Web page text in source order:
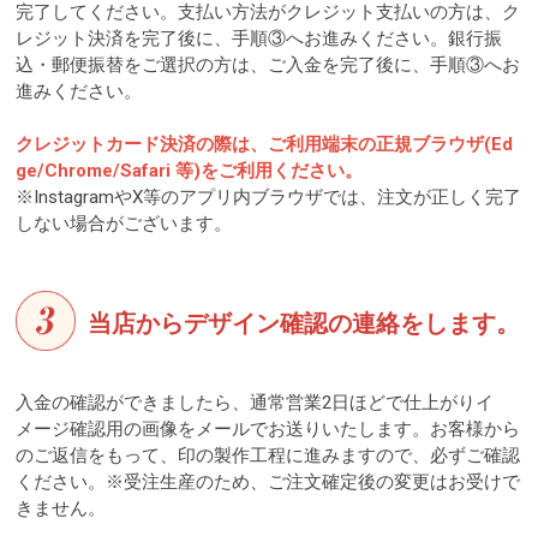
完了してください。支払い方法がクレジット支払いの方は、ク
レジット決済を完了後に、手順③へお進みください。銀行振
込・郵便振替をご選択の方は、ご入金を完了後に、手順③へお
進みください。
クレジットカード決済の際は、ご利用端末の正規ブラウザ(Ed
ge/Chrome/Safari 等)をご利用ください。
※InstagramやX等のアプリ内ブラウザでは、注文が正しく完了
しない場合がございます。
当店からデザイン確認の連絡をします。
入金の確認ができましたら、通常営業2日ほどで仕上がりイ
メージ確認用の画像をメールでお送りいたします。お客様から
のご返信をもって、印の製作工程に進みますので、必ずご確認
ください。※受注生産のため、ご注文確定後の変更はお受けで
きません。